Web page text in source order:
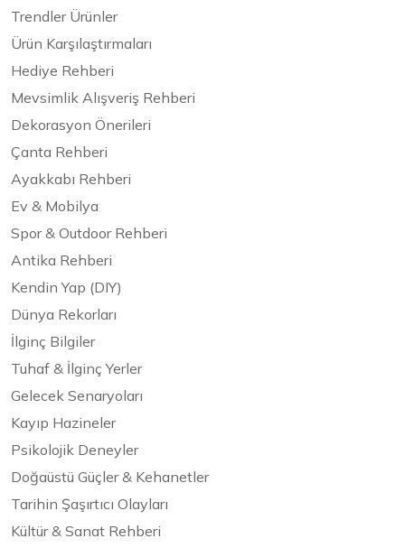
Trendler Ürünler
Ürün Karşılaştırmaları
Hediye Rehberi
Mevsimlik Alışveriş Rehberi
Dekorasyon Önerileri
Çanta Rehberi
Ayakkabı Rehberi
Ev & Mobilya
Spor & Outdoor Rehberi
Antika Rehberi
Kendin Yap (DIY)
Dünya Rekorları
İlginç Bilgiler
Tuhaf & İlginç Yerler
Gelecek Senaryoları
Kayıp Hazineler
Psikolojik Deneyler
Doğaüstü Güçler & Kehanetler
Tarihin Şaşırtıcı Olayları
Kültür & Sanat Rehberi